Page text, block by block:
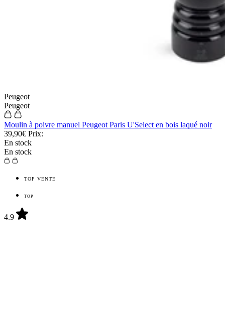
Peugeot
Peugeot
Moulin à poivre manuel Peugeot Paris U'Select en bois laqué noir
39,90€ Prix:
En stock
En stock
TOP VENTE
TOP
4.9